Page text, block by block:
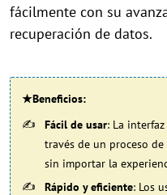
fácilmente con su
recuperación de datos.
★Beneficios:
Fácil de usar: La
través de un proceso
sin importar la
Rápido y eficiente: Los